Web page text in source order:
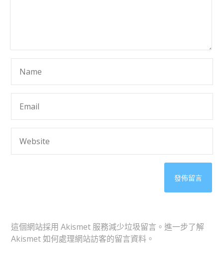
這個網站採用 Akismet 服務減少垃圾留言。 進一步了解
Akismet 如何處理網站訪客的留言資料。